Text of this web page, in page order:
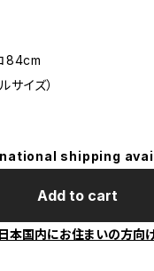
84cm
サイズ）
shipping
Add to cart
日本国内にお住まいの方向